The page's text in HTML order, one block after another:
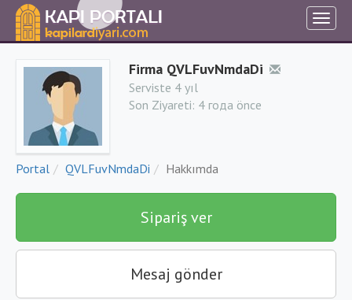
Firma QVLFuvNmdaDi
Serviste 4 yıl
Son Ziyareti: 4 года önce
Portal QVLFuvNmdaDi Hakkımda
Sipariş ver
Mesaj gönder